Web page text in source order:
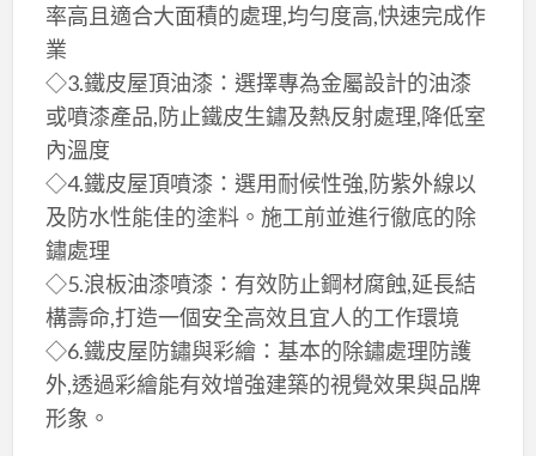
率高且適合大面積的處理,均勻度高,快速完成作
業
◇3.鐵皮屋頂油漆：選擇專為金屬設計的油漆
或噴漆產品,防止鐵皮生鏽及熱反射處理,降低室
內溫度
◇4.鐵皮屋頂噴漆：選用耐候性強,防紫外線以
及防水性能佳的塗料。施工前並進行徹底的除
鏽處理
◇5.浪板油漆噴漆：有效防止鋼材腐蝕,延長結
構壽命,打造一個安全高效且宜人的工作環境
◇6.鐵皮屋防鏽與彩繪：基本的除鏽處理防護
外,透過彩繪能有效增強建築的視覺效果與品牌
形象。